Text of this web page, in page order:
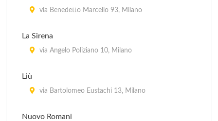
via Benedetto Marcello 93, Milano
La Sirena
via Angelo Poliziano 10, Milano
Liù
via Bartolomeo Eustachi 13, Milano
Nuovo Romani